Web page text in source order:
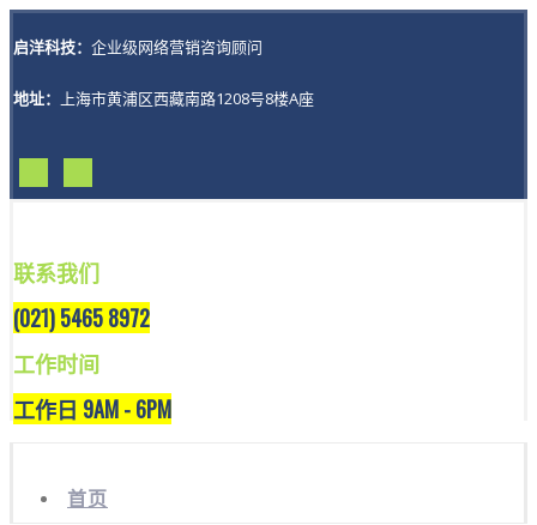
启洋科技： 企业级网络营销咨询顾问
地址： 上海市黄浦区西藏南路1208号8楼A座
联系我们
(021) 5465 8972
工作时间
工作日 9AM - 6PM
首页